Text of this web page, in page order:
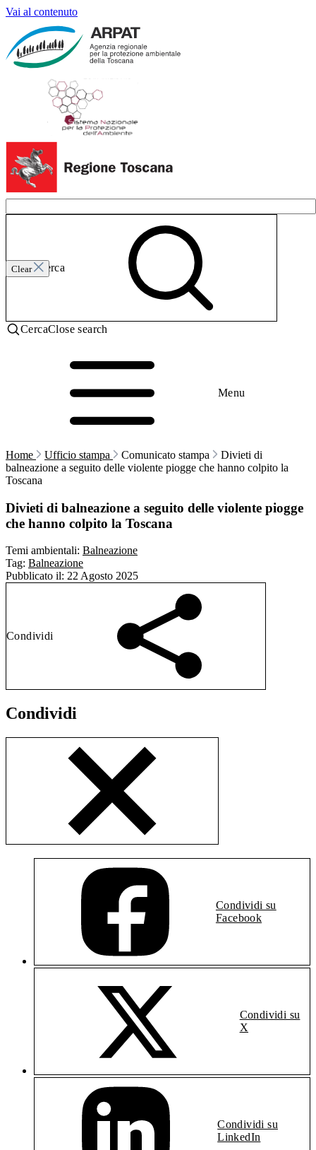
Vai al contenuto
Clear
Invia ricerca
CercaClose search
Menu
Home Ufficio stampa Comunicato stampa
Divieti di
balneazione a seguito delle violente piogge che hanno colpito la
Toscana
Divieti di balneazione a seguito delle violente piogge
che hanno colpito la Toscana
Temi ambientali: Balneazione
Tag: Balneazione
Pubblicato il: 22 Agosto 2025
Condividi
Condividi
Condividi su
Facebook
Condividi su
X
Condividi su
LinkedIn